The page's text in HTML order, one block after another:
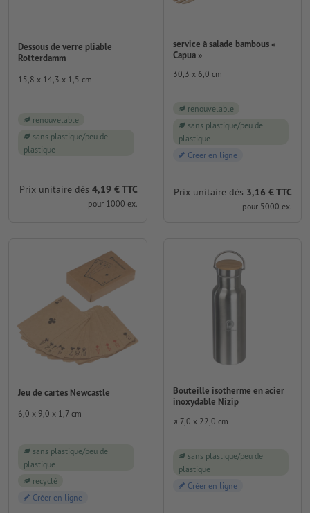
Dessous de verre pliable
Rotterdamm
15,8 x 14,3 x 1,5 cm
renouvelable
sans plastique/peu de
plastique
Prix unitaire dès 4,19 € TTC
pour 1000 ex.
service à salade bambous «
Capua »
30,3 x 6,0 cm
renouvelable
sans plastique/peu de
plastique
Créer en ligne
Prix unitaire dès 3,16 € TTC
pour 5000 ex.
Jeu de cartes Newcastle
6,0 x 9,0 x 1,7 cm
sans plastique/peu de
plastique
recyclé
Créer en ligne
Bouteille isotherme en acier
inoxydable Nizip
⌀ 7,0 x 22,0 cm
sans plastique/peu de
plastique
Créer en ligne